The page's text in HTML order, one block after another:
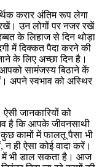
करार अंतिम रूप लेगा
उन लोगों पर नजर रखें
के लिहाज से दिन थोड़ा
में दिक्कत पैदा करने की
के लिए अच्छा दिन है।
सामंजस्य बिठाने कें
अपने स्वभाव को अस्थिर
जानकारियों को
है कि आपके जीवनसाथी
कामों में फालतू पैसा भी
ही ऐसा कोई वादा करें।
में भी डाल सकता है। आज